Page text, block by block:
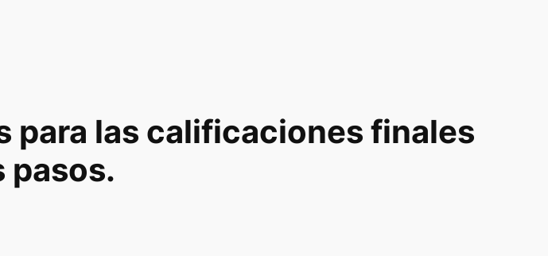
para las calificaciones finales
pasos.